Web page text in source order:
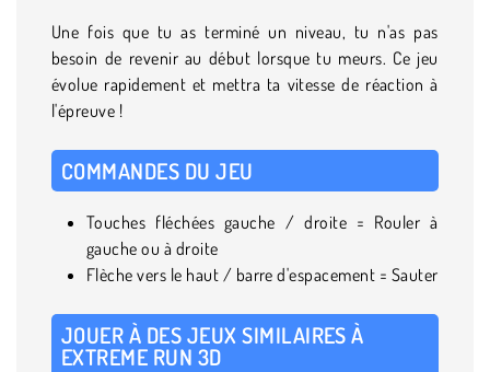
Une fois que tu as terminé un niveau, tu n'as pas
besoin de revenir au début lorsque tu meurs. Ce jeu
évolue rapidement et mettra ta vitesse de réaction à
l'épreuve !
COMMANDES DU JEU
Touches fléchées gauche / droite = Rouler à
gauche ou à droite
Flèche vers le haut / barre d'espacement = Sauter
JOUER À DES JEUX SIMILAIRES À
EXTREME RUN 3D